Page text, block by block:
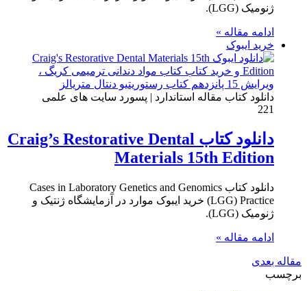
ژنومیک (LGG).
ادامه مقاله »
خرید ایبوک
دانلود کتاب مقاله استاندارد | پسورد سایت های علمی
221
دانلود کتاب Craig’s Restorative Dental
Materials 15th Edition
دانلود کتاب Cases in Laboratory Genetics and Genomics
(LGG) Practice خرید ایبوک موارد در آزمایشگاه ژنتیک و
ژنومیک (LGG).
ادامه مقاله »
مقاله بعدی
برچسب